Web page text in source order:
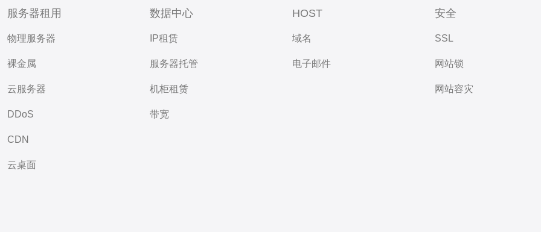
服务器租用
物理服务器
裸金属
云服务器
DDoS
CDN
云桌面
数据中心
IP租赁
服务器托管
机柜租赁
带宽
HOST
域名
电子邮件
安全
SSL
网站锁
网站容灾